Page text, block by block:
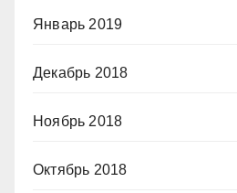
Январь 2019
Декабрь 2018
Ноябрь 2018
Октябрь 2018